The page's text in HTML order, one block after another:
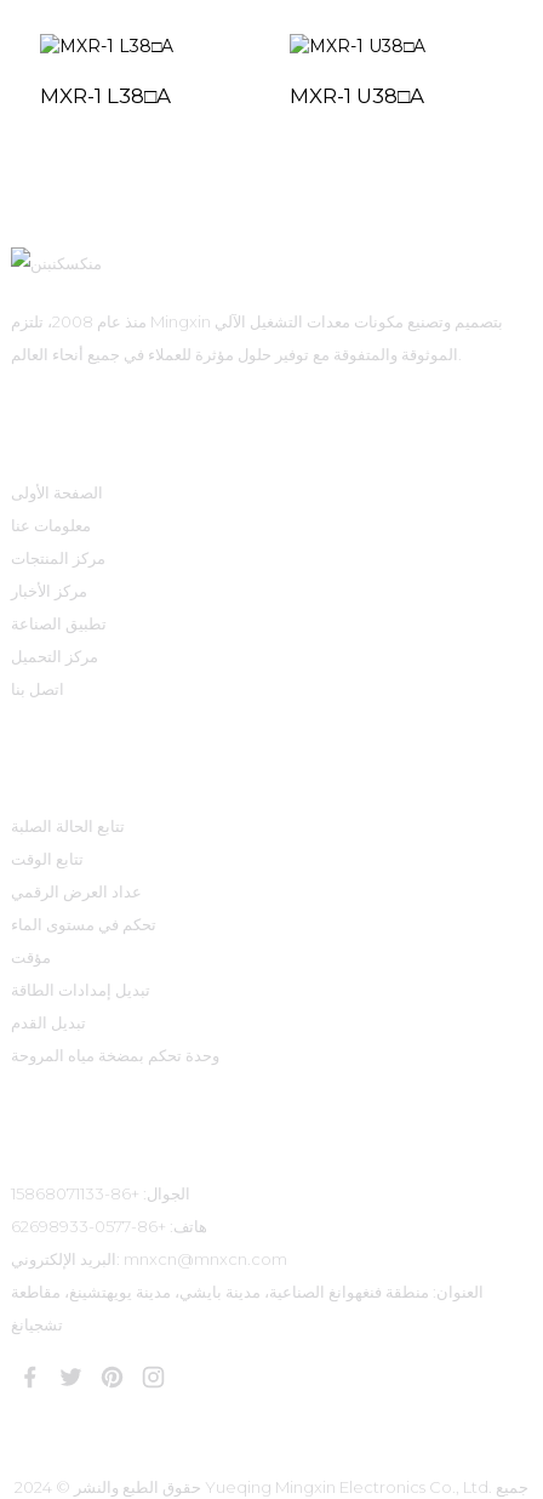
MXR-1 L38□A MXR-1 U38□A
منذ عام 2008، تلتزم Mingxin بتصميم وتصنيع مكونات معدات التشغيل الآلي
الصفحة الأولى
معلومات عنا
مركز المنتجات
مركز الأخبار
تطبيق الصناعة
مركز التحميل
اتصل بنا
تتابع الحالة الصلبة
تتابع الوقت
عداد العرض الرقمي
تحكم في مستوى الماء
مؤقت
تبديل إمدادات الطاقة
تبديل القدم
وحدة تحكم بمضخة مياه المروحة
الجوال: +86-15868071133
هاتف: +86-0577-62698933
البريد الإلكتروني: mnxcn@mnxcn.com
العنوان: منطقة فنغهوانغ الصناعية، مدينة بايشي، مدينة يويهتشينغ، مقاطعة
تشجيانغ
حقوق الطبع والنشر © 2024 Yueqing Mingxin Electronics Co., Ltd. جميع